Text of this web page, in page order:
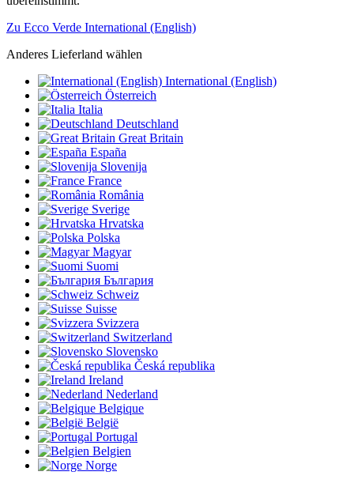
Zu Ecco Verde International (English)
Anderes Lieferland wählen
International (English)
Österreich
Italia
Deutschland
Great Britain
España
Slovenija
France
România
Sverige
Hrvatska
Polska
Magyar
Suomi
България
Schweiz
Suisse
Svizzera
Switzerland
Slovensko
Česká republika
Ireland
Nederland
Belgique
België
Portugal
Belgien
Norge